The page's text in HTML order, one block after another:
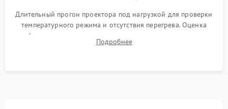
Длительный прогон проектора под нагрузкой для проверки
температурного режима и отсутствия перегрева. Оценка
фокуса, контрастности и цветопередачи на тестовых
таблицах. Проверка работы всех видеовходов и кнопок
Подробнее